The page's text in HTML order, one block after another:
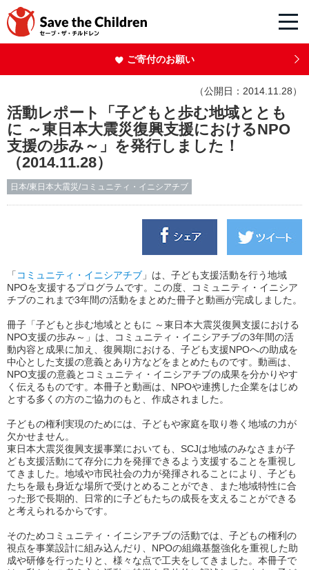
ご寄付のお願い
（公開日：2014.11.28）
活動レポート「子どもと歩む地域ととも
に ～東日本大震災復興支援におけるNPO
支援の歩み～」を発行しました！
（2014.11.28）
日本/東日本大震災/コミュニティ・イニシアチブ
「 コミュニティ・イニシアチブ 」は、子ども支援活動を行う地域
NPOを支援するプログラムです。この度、コミュニティ・イニシア
チブのこれまで3年間の活動をまとめた冊子と動画が完成しました。
冊子「子どもと歩む地域とともに ～東日本大震災復興支援における
NPO支援の歩み～」は、コミュニティ・イニシアチブの3年間の活
動内容と成果に加え、復興期における、子ども支援NPOへの助成を
中心とした支援の意義とあり方などをまとめたものです。動画は、
NPO支援の意義とコミュニティ・イニシアチブの成果を分かりやす
く伝えるものです。本冊子と動画は、NPOや連携した企業をはじめ
とする多くの方のご協力のもと、作成されました。
子どもの権利実現のためには、子どもや家庭を取り巻く地域の力が
欠かせません。
東日本大震災復興支援事業においても、SCJは地域のみなさまが子
ども支援活動にて存分に力を発揮できるよう支援することを重視し
てきました。地域や市民社会の力が発揮されることにより、子ども
たちを最も身近な場所で受けとめることができ、また地域特性に合
った形で長期的、日常的に子どもたちの成長を支えることができる
と考えられるからです。
そのためコミュニティ・イニシアチブの活動では、子どもの権利の
視点を事業設計に組み込んだり、NPOの組織基盤強化を重視した助
成や研修を行ったりと、様々な点で工夫をしてきました。本冊子で